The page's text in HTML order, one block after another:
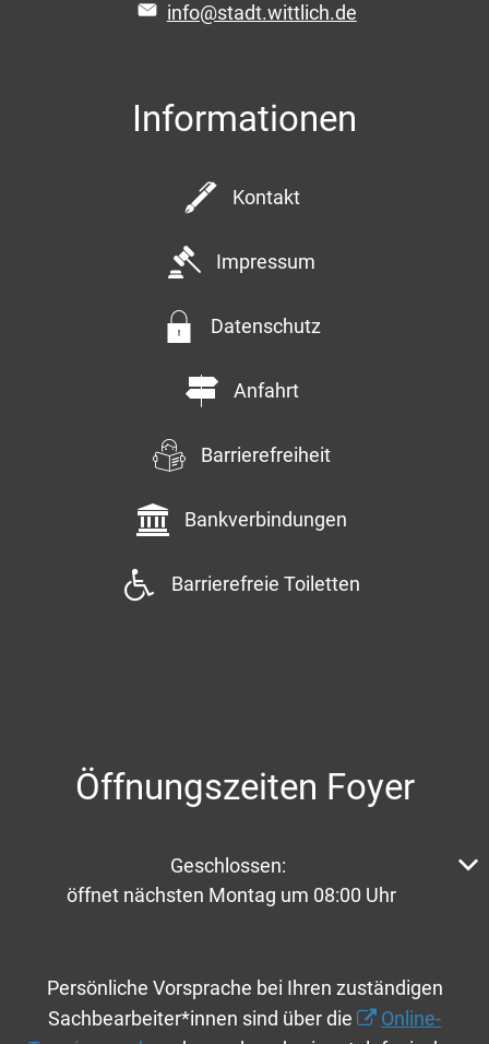
info@stadt.wittlich.de
Informationen
Kontakt
Impressum
Datenschutz
Anfahrt
Barrierefreiheit
Bankverbindungen
Barrierefreie Toiletten
Öffnungszeiten Foyer
Klicken, um weitere Öffnungs- oder Schließzeiten
Geschlossen:
öffnet nächsten Montag um 08:00 Uhr
Persönliche Vorsprache bei Ihren zuständigen
Sachbearbeiter*innen sind über die
Online-